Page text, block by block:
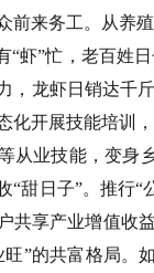
前来务工。从养
“虾”忙，老百姓
，龙虾日销达千
化开展技能培训
从业技能，变身
“甜日子”。推行“
共享产业增值收
旺”的共富格局。